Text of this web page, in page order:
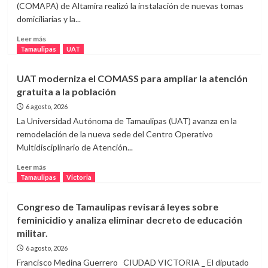
hogares
de
en
situación
(COMAPA) de Altamira realizó la instalación de nuevas tomas
domiciliarias y la...
Leer másLeer
más
Altamira
amplía
red
y
atiende
en
distintos
de
la
ciudad
Tamaulipas UAT
UAT moderniza el COMASS para ampliar la atención
gratuita a la población
6 agosto, 2026
La Universidad Autónoma de Tamaulipas (UAT) avanza en la
remodelación de la nueva sede del Centro Operativo
Multidisciplinario de Atención...
Leer másLeer
más
moderniza
el
COMASS
para
Tamaulipas Victoria
Congreso de Tamaulipas revisará leyes sobre
feminicidio y analiza eliminar decreto de educación
militar.
6 agosto, 2026
Francisco Medina Guerrero CIUDAD VICTORIA _ El diputado